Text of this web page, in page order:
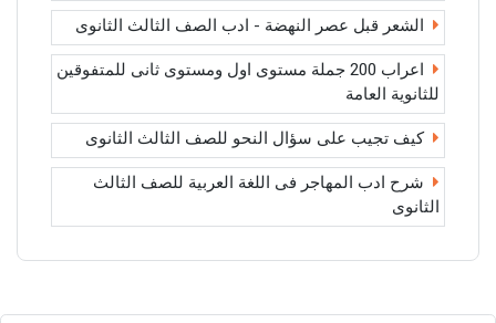
الشعر قبل عصر النهضة - ادب الصف الثالث الثانوى
اعراب 200 جملة مستوى اول ومستوى ثانى للمتفوقين
للثانوية العامة
كيف تجيب على سؤال النحو للصف الثالث الثانوى
شرح ادب المهاجر فى اللغة العربية للصف الثالث
الثانوى